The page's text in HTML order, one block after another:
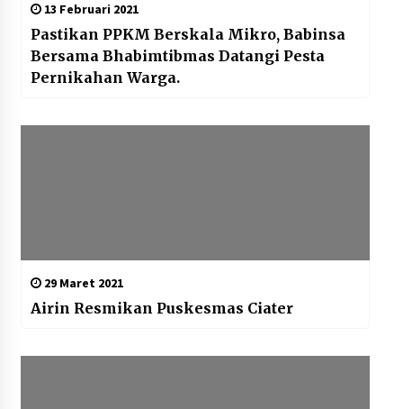
13 Februari 2021
Pastikan PPKM Berskala Mikro, Babinsa
Bersama Bhabimtibmas Datangi Pesta
Pernikahan Warga.
29 Maret 2021
Airin Resmikan Puskesmas Ciater